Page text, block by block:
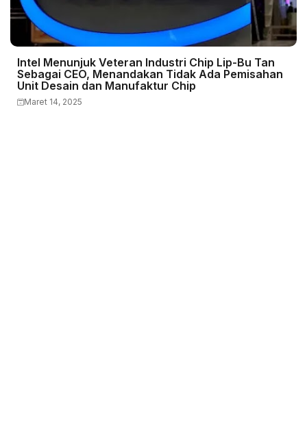
Intel Menunjuk Veteran Industri Chip Lip-Bu Tan
Sebagai CEO, Menandakan Tidak Ada Pemisahan
Unit Desain dan Manufaktur Chip
Maret 14, 2025